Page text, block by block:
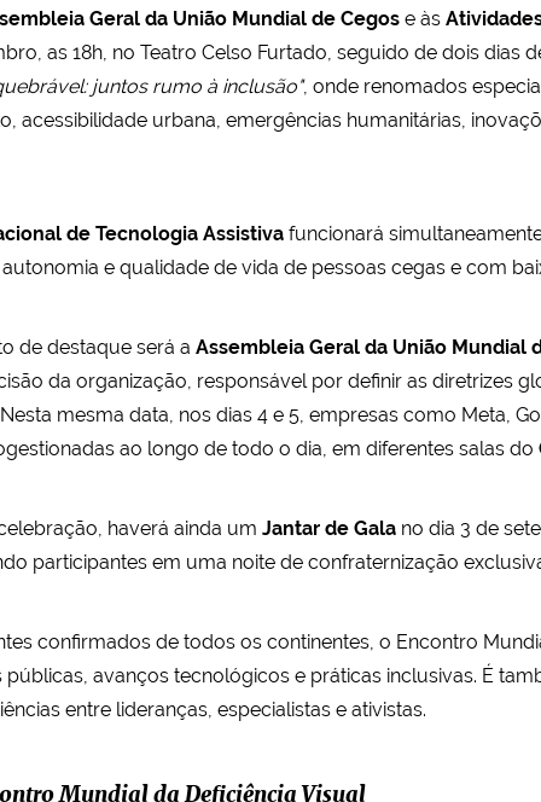
Geral da União Mundial de Cegos e às
as 18h, no Teatro Celso Furtado, seguido de dois dias
juntos rumo à inclusão", onde renomados
acessibilidade urbana, emergências humanitárias,
de Tecnologia Assistiva funcionará
e qualidade de vida de pessoas cegas e com
de destaque será a Assembleia Geral da União Mundial
da organização, responsável por definir as diretrizes
mesma data, nos dias 4 e 5, empresas como Meta,
ao longo de todo o dia, em diferentes salas do
haverá ainda um Jantar de Gala no dia 3 de
participantes em uma noite de confraternização
confirmados de todos os continentes, o Encontro
públicas, avanços tecnológicos e práticas inclusivas. É
entre lideranças, especialistas e ativistas.
Mundial da Deficiência Visual